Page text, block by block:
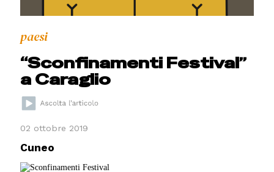
paesi
“Sconfinamenti Festival”
a Caraglio
02 ottobre 2019
Cuneo